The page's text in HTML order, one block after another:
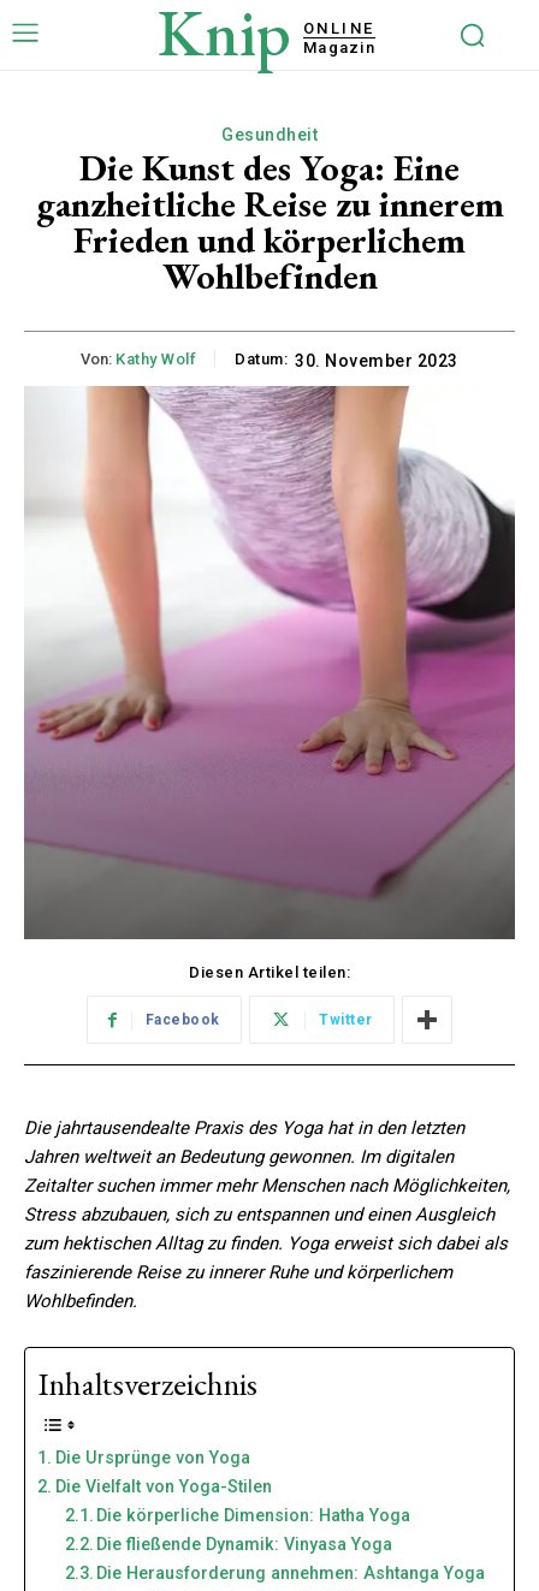
Knip
ONLINE
Magazin
Gesundheit
Die Kunst des Yoga: Eine
ganzheitliche Reise zu innerem
Frieden und körperlichem
Wohlbefinden
Von: Kathy Wolf Datum: 30. November 2023
Diesen Artikel teilen:
Facebook Twitter
Die jahrtausendealte Praxis des Yoga hat in den letzten
Jahren weltweit an Bedeutung gewonnen. Im digitalen
Zeitalter suchen immer mehr Menschen nach Möglichkeiten,
Stress abzubauen, sich zu entspannen und einen Ausgleich
zum hektischen Alltag zu finden. Yoga erweist sich dabei als
faszinierende Reise zu innerer Ruhe und körperlichem
Wohlbefinden.
Inhaltsverzeichnis
Die Ursprünge von Yoga
Die Vielfalt von Yoga-Stilen
Die körperliche Dimension: Hatha Yoga
Die fließende Dynamik: Vinyasa Yoga
Die Herausforderung annehmen: Ashtanga Yoga